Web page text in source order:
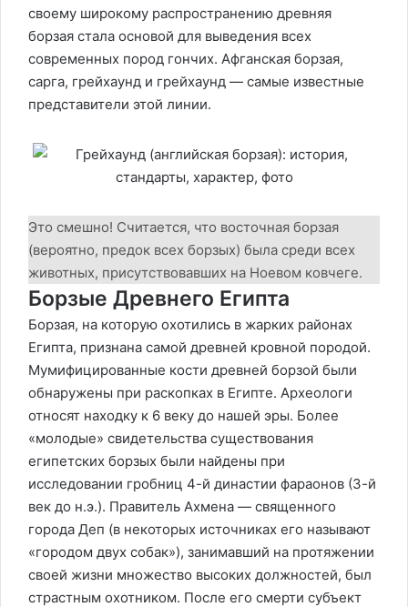
своему широкому распространению древняя
борзая стала основой для выведения всех
современных пород гончих. Афганская борзая,
сарга, грейхаунд и грейхаунд — самые известные
представители этой линии.
Это смешно! Считается, что восточная борзая
(вероятно, предок всех борзых) была среди всех
животных, присутствовавших на Ноевом ковчеге.
Борзые Древнего Египта
Борзая, на которую охотились в жарких районах
Египта, признана самой древней кровной породой.
Мумифицированные кости древней борзой были
обнаружены при раскопках в Египте. Археологи
относят находку к 6 веку до нашей эры. Более
«молодые» свидетельства существования
египетских борзых были найдены при
исследовании гробниц 4-й династии фараонов (3-й
век до н.э.). Правитель Ахмена — священного
города Деп (в некоторых источниках его называют
«городом двух собак»), занимавший на протяжении
своей жизни множество высоких должностей, был
страстным охотником. После его смерти субъект